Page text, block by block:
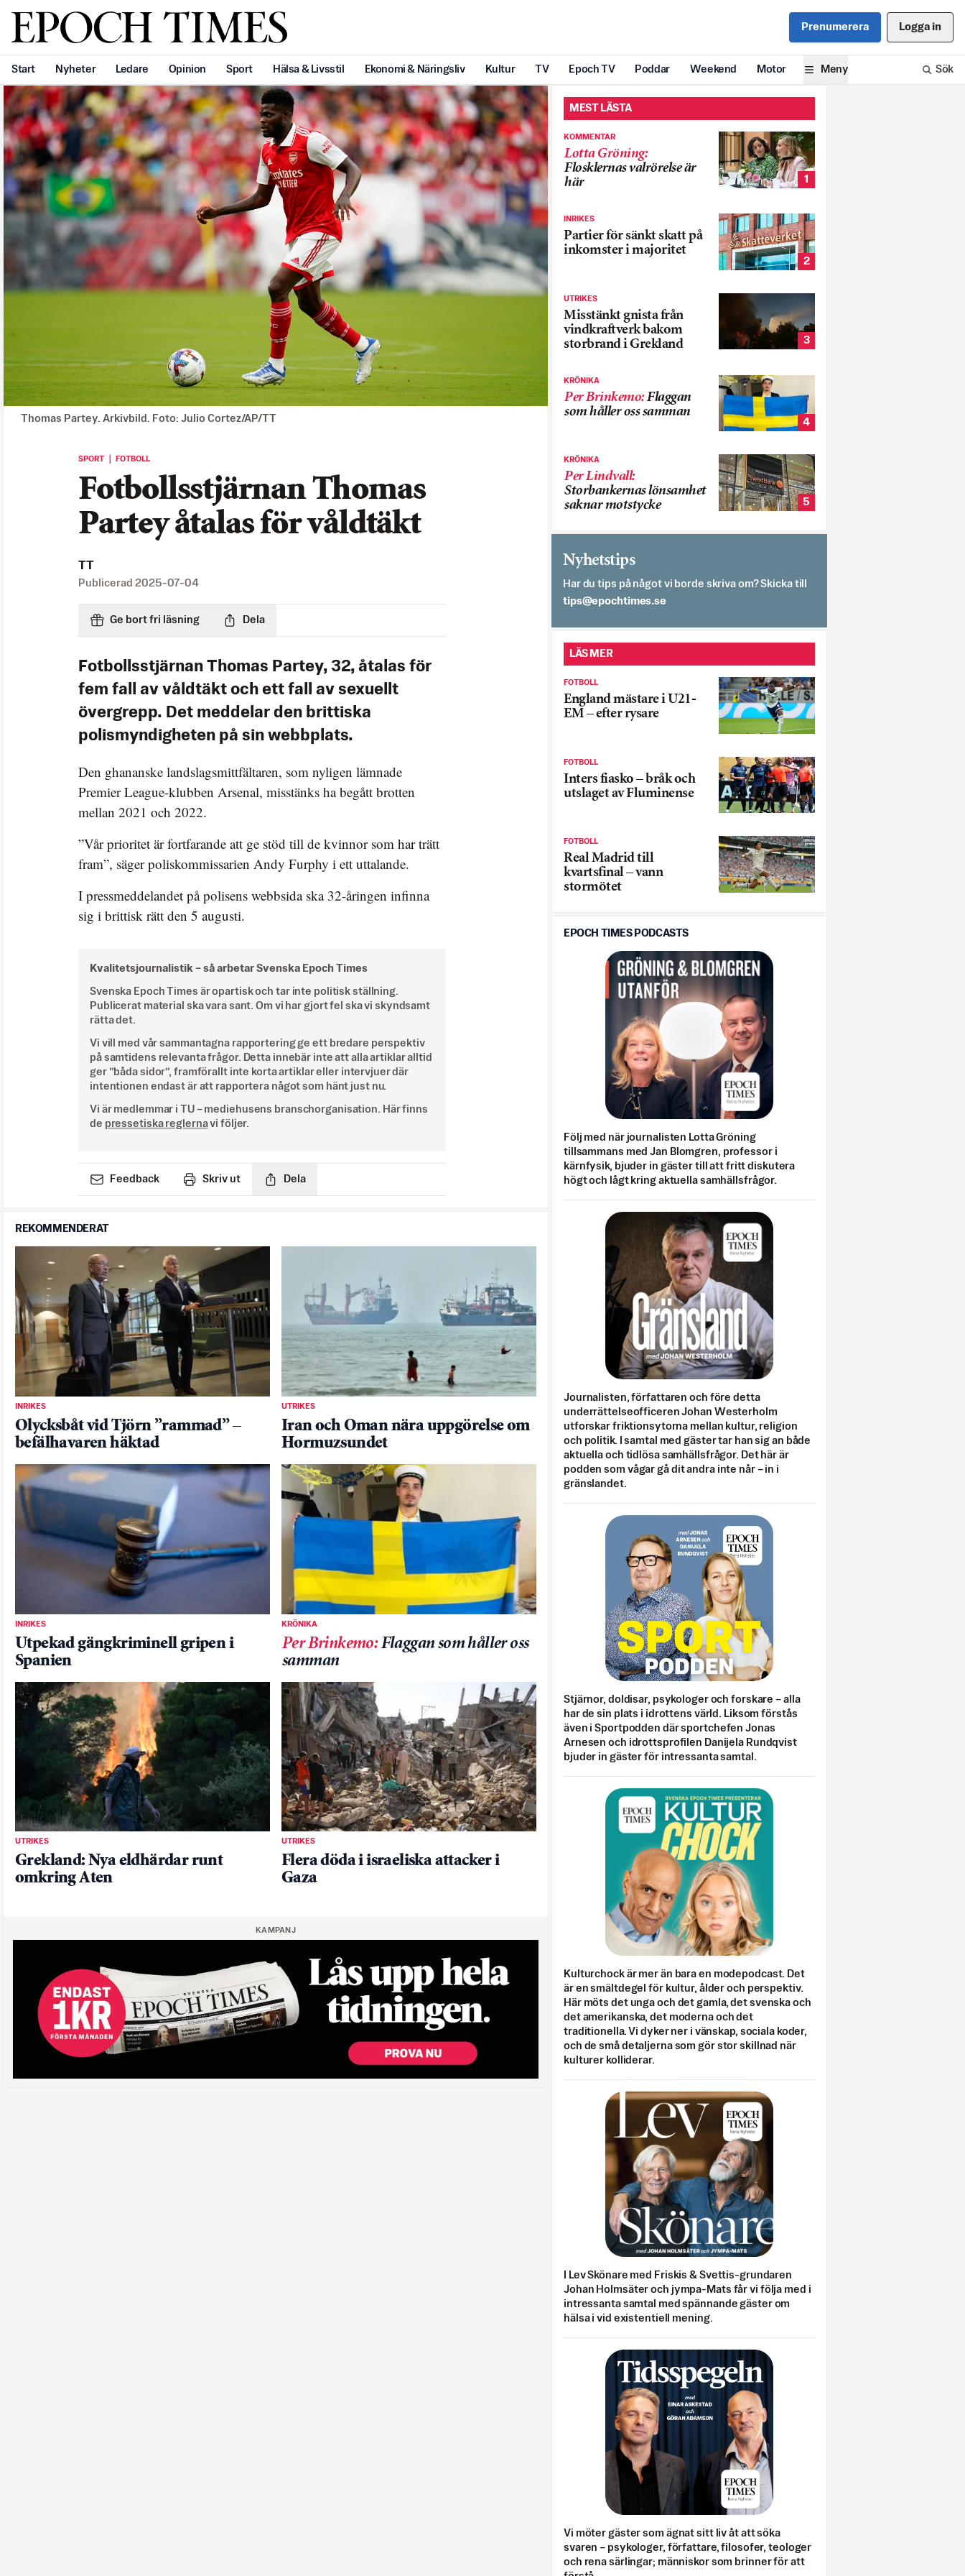
Svenska Epoch Times Prenumerera Logga in
Start Nyheter Ledare Opinion Sport Hälsa & Livsstil Ekonomi & Näringsliv Kultur TV Epoch TV Poddar Weekend Motor Meny Sök
Thomas Partey. Arkivbild. Foto: Julio Cortez/AP/TT
SPORT ｜ FOTBOLL
Fotbollsstjärnan Thomas
Partey åtalas för våldtäkt
TT
Publicerad 2025-07-04
Ge bort fri läsning Dela
Fotbollsstjärnan Thomas Partey, 32, åtalas för
fem fall av våldtäkt och ett fall av sexuellt
övergrepp. Det meddelar den brittiska
polismyndigheten på sin webbplats.
Den ghananske landslagsmittfältaren, som nyligen lämnade
Premier League-klubben Arsenal, misstänks ha begått brotten
mellan 2021 och 2022.
”Vår prioritet är fortfarande att ge stöd till de kvinnor som har trätt
fram”, säger poliskommissarien Andy Furphy i ett uttalande.
I pressmeddelandet på polisens webbsida ska 32-åringen infinna
sig i brittisk rätt den 5 augusti.
Kvalitetsjournalistik – så arbetar Svenska Epoch Times
Svenska Epoch Times är opartisk och tar inte politisk ställning.
Publicerat material ska vara sant. Om vi har gjort fel ska vi skyndsamt
rätta det.
Vi vill med vår sammantagna rapportering ge ett bredare perspektiv
på samtidens relevanta frågor. Detta innebär inte att alla artiklar alltid
ger ”båda sidor”, framförallt inte korta artiklar eller intervjuer där
intentionen endast är att rapportera något som hänt just nu.
Vi är medlemmar i TU – mediehusens branschorganisation. Här finns
de pressetiska reglernavi följer.
Feedback Skriv ut Dela
REKOMMENDERAT
INRIKES
Olycksbåt vid Tjörn ”rammad” –
befälhavaren häktad
UTRIKES
Iran och Oman nära uppgörelse om
Hormuzsundet
INRIKES
Utpekad gängkriminell gripen i
Spanien
KRÖNIKA
Per Brinkemo:Flaggan som håller oss
samman
UTRIKES
Grekland: Nya eldhärdar runt
omkring Aten
UTRIKES
Flera döda i israeliska attacker i
Gaza
KAMPANJ
MEST LÄSTA
KOMMENTAR
Lotta Gröning:
Flosklernas valrörelse är
här
1
INRIKES
Partier för sänkt skatt på
inkomster i majoritet
2
UTRIKES
Misstänkt gnista från
vindkraftverk bakom
storbrand i Grekland
3
KRÖNIKA
Per Brinkemo:Flaggan
som håller oss samman
4
KRÖNIKA
Per Lindvall:
Storbankernas lönsamhet
saknar motstycke
5
Nyhetstips
Har du tips på något vi borde skriva om? Skicka till
es.semithcope@spit
LÄS MER
FOTBOLL
England mästare i U21-
EM – efter rysare
FOTBOLL
Inters fiasko – bråk och
utslaget av Fluminense
FOTBOLL
Real Madrid till
kvartsfinal – vann
stormötet
EPOCH TIMES PODCASTS
Följ med när journalisten Lotta Gröning
tillsammans med Jan Blomgren, professor i
kärnfysik, bjuder in gäster till att fritt diskutera
högt och lågt kring aktuella samhällsfrågor.
Journalisten, författaren och före detta
underrättelseofficeren Johan Westerholm
utforskar friktionsytorna mellan kultur, religion
och politik. I samtal med gäster tar han sig an både
aktuella och tidlösa samhällsfrågor. Det här är
podden som vågar gå dit andra inte når – in i
gränslandet.
Stjärnor, doldisar, psykologer och forskare – alla
har de sin plats i idrottens värld. Liksom förstås
även i Sportpodden där sportchefen Jonas
Arnesen och idrottsprofilen Danijela Rundqvist
bjuder in gäster för intressanta samtal.
Kulturchock är mer än bara en modepodcast. Det
är en smältdegel för kultur, ålder och perspektiv.
Här möts det unga och det gamla, det svenska och
det amerikanska, det moderna och det
traditionella. Vi dyker ner i vänskap, sociala koder,
och de små detaljerna som gör stor skillnad när
kulturer kolliderar.
I Lev Skönare med Friskis & Svettis-grundaren
Johan Holmsäter och jympa-Mats får vi följa med i
intressanta samtal med spännande gäster om
hälsa i vid existentiell mening.
Vi möter gäster som ägnat sitt liv åt att söka
svaren – psykologer, författare, filosofer, teologer
och rena särlingar; människor som brinner för att